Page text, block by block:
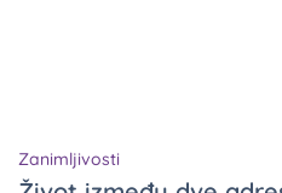
Zanimljivosti